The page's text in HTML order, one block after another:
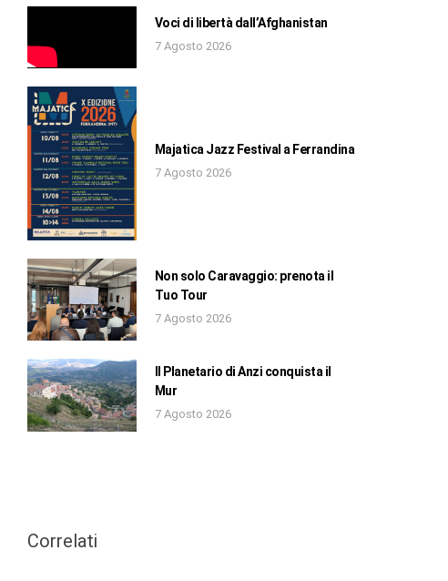
Voci di libertà dall’Afghanistan
7 Agosto 2026
Majatica Jazz Festival a Ferrandina
7 Agosto 2026
Non solo Caravaggio: prenota il
Tuo Tour
7 Agosto 2026
Il Planetario di Anzi conquista il
Mur
7 Agosto 2026
Correlati